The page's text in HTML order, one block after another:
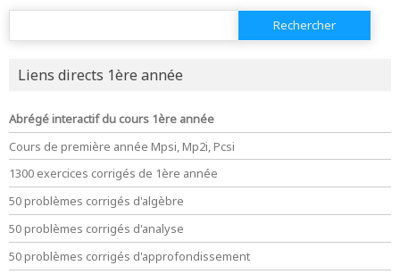
Rechercher :
Liens directs 1ère année
Abrégé interactif du cours 1ère année
Cours de première année Mpsi, Mp2i, Pcsi
1300 exercices corrigés de 1ère année
50 problèmes corrigés d'algèbre
50 problèmes corrigés d'analyse
50 problèmes corrigés d'approfondissement